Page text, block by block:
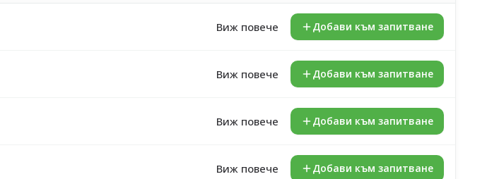
Виж повече Добави към запитване
Виж повече Добави към запитване
Виж повече Добави към запитване
Виж повече Добави към запитване